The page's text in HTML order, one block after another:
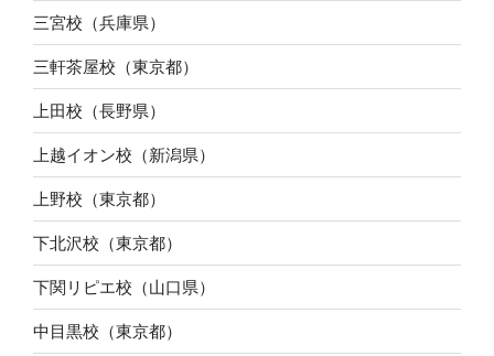
三宮校（兵庫県）
三軒茶屋校（東京都）
上田校（長野県）
上越イオン校（新潟県）
上野校（東京都）
下北沢校（東京都）
下関リピエ校（山口県）
中目黒校（東京都）